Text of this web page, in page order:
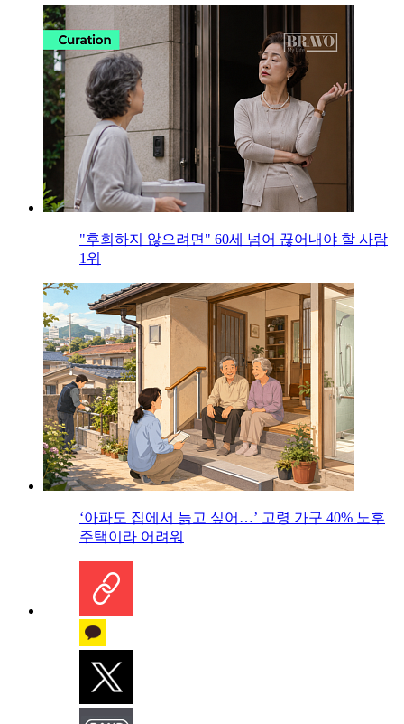
"후회하지 않으려면" 60세 넘어 끊어내야 할 사람
1위
‘아파도 집에서 늙고 싶어…’ 고령 가구 40% 노후
주택이라 어려워